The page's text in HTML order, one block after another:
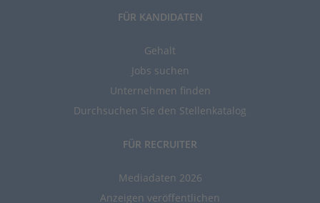
FÜR KANDIDATEN
Gehalt
Jobs suchen
Unternehmen finden
Durchsuchen Sie den Stellenkatalog
FÜR RECRUITER
Mediadaten 2026
Anzeigen veröffentlichen